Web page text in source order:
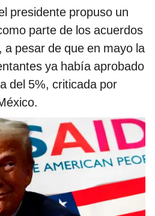
presidente propuso un
parte de los acuerdos
pesar de que en mayo la
ya había aprobado
del 5%, criticada por